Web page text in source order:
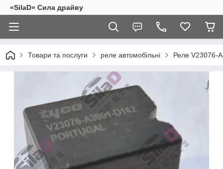
«SilaD» Сила драйву
Товари та послуги реле автомобільні Реле V23076-